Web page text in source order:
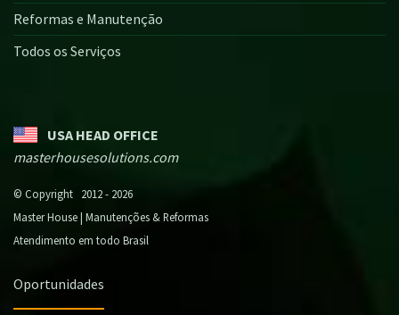
Reformas e Manutenção
Todos os Serviços
USA HEAD OFFICE
masterhousesolutions.com
© Copyright 2012 - 2026
Master House | Manutenções & Reformas
Atendimento em todo Brasil
Oportunidades